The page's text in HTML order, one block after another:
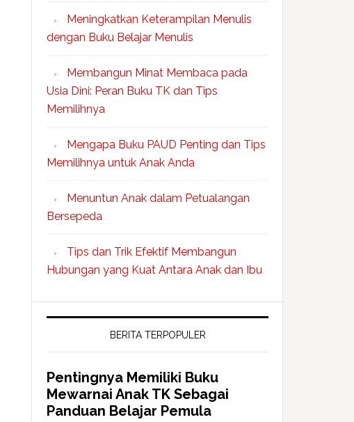
Meningkatkan Keterampilan Menulis
dengan Buku Belajar Menulis
Membangun Minat Membaca pada
Usia Dini: Peran Buku TK dan Tips
Memilihnya
Mengapa Buku PAUD Penting dan Tips
Memilihnya untuk Anak Anda
Menuntun Anak dalam Petualangan
Bersepeda
Tips dan Trik Efektif Membangun
Hubungan yang Kuat Antara Anak dan Ibu
BERITA TERPOPULER
Pentingnya Memiliki Buku
Mewarnai Anak TK Sebagai
Panduan Belajar Pemula